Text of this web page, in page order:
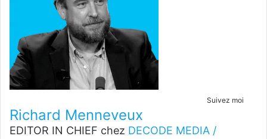
Suivez moi
Richard Menneveux
EDITOR IN CHIEF chez DECODE MEDIA /